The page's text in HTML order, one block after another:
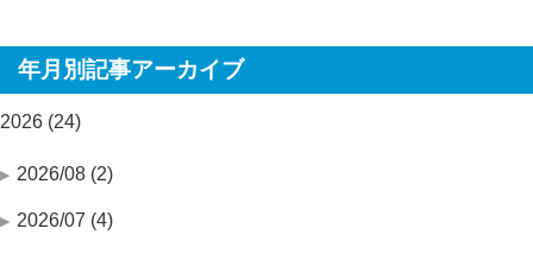
年月別記事アーカイブ
2026 (24)
2026/08 (2)
2026/07 (4)